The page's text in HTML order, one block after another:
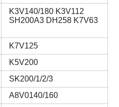
K3V140/180 K3V112
SH200A3 DH258 K7V63
K7V125
K5V200
SK200/1/2/3
A8V0140/160